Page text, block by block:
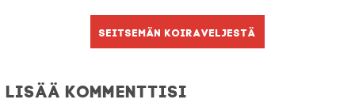
Seitsemän koiraveljestä
Lisää kommenttisi